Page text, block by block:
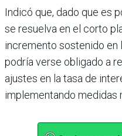
Indicó que, dado que es
se resuelva en el corto
incremento sostenido en
podría verse obligado a
ajustes en la tasa de
implementando medi­das